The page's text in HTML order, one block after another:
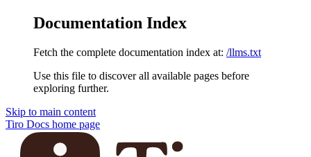
Documentation Index
Fetch the complete documentation index at: /llms.txt
Use this file to discover all available pages before
exploring further.
Skip to main content
Tiro Docs home page